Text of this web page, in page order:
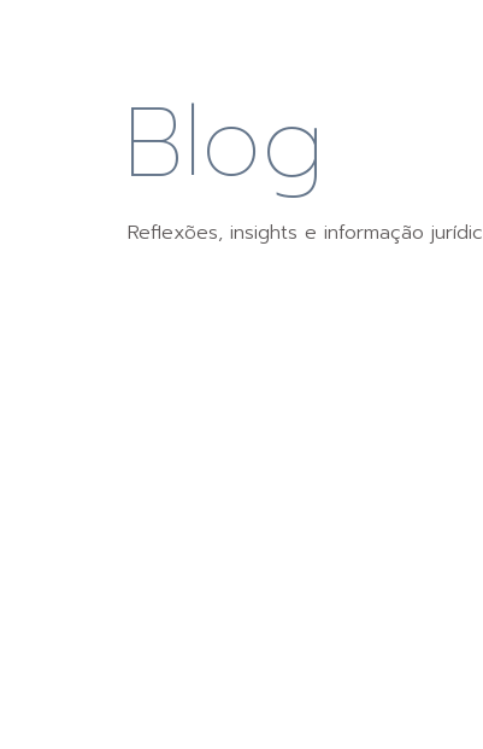
Blog
Reflexões, insights e informação